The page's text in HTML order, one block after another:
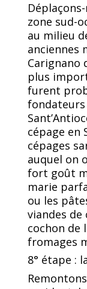
zone sud-
au milieu
anciennes
Carignano
plus
furent
fondateurs
cépage en
cépages
auquel on
fort goût
marie
ou les
viandes de
cochon de
fromages
8° étape :